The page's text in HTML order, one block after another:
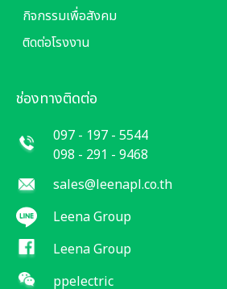
กิจกรรมเพื่อสังคม
ติดต่อโรงงาน
ช่องทางติดต่อ
097 - 197 - 5544
098 - 291 - 9468
sales@leenapl.co.th
Leena Group
Leena Group
ppelectric